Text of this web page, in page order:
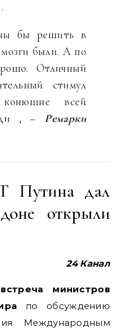
бы решить в
были. А по
Отличный
стимул
всей
, – Ремарки
Путина дал
открыли
24 Канал
встреча министров
по обсуждению
Международным